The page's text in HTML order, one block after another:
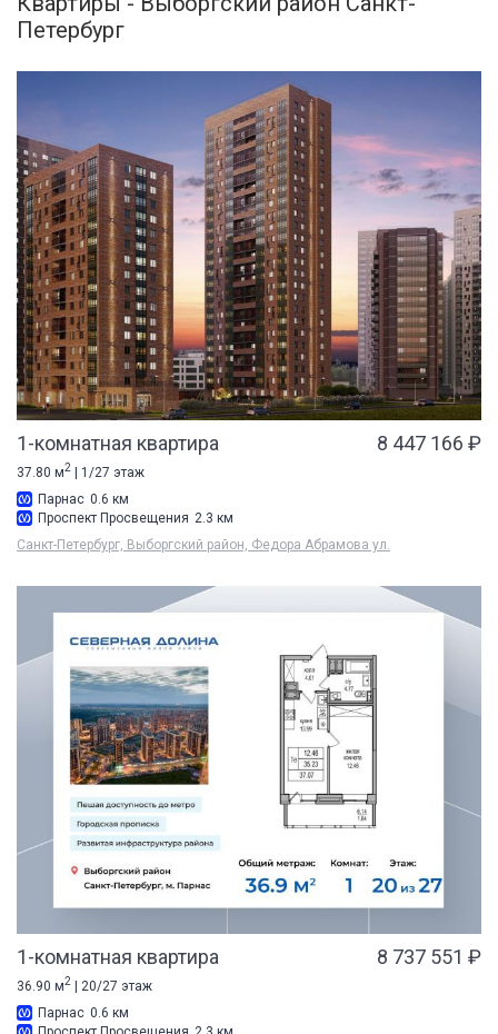
Петербург
1-комнатная квартира 8 447 166 ₽
37.80 м2 | 1/27 этаж
Парнас 0.6 км
Проспект Просвещения 2.3 км
Санкт-Петербург, Выборгский район, Федора Абрамова ул.
1-комнатная квартира 8 737 551 ₽
36.90 м2
| 20/27 этаж
Парнас 0.6 км